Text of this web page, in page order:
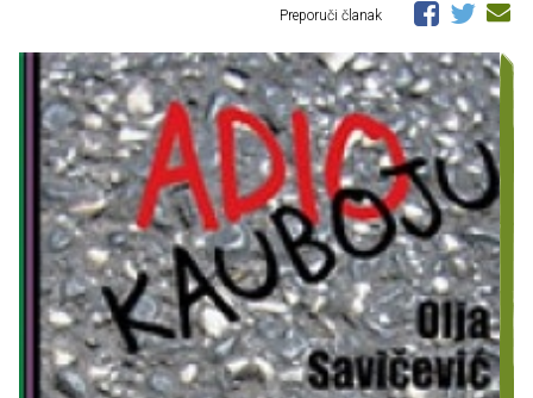
Preporuči članak